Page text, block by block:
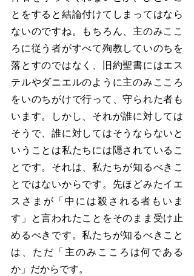
とをすると結論付けてしまってはなら
ないのですね。もちろん、主のみここ
ろに従う者がすべて殉教していのちを
落とすのではなく、旧約聖書にはエス
テルやダニエルのように主のみこころ
をいのちがけで行って、守られた者も
います。しかし、それが誰に対しては
そうで、誰に対してはそうならないと
いうことは私たちには隠されているこ
とです。それは、私たちが知るべきこ
とではないからです。先ほどみたイエ
スさまが「中には殺される者もいま
す」と言われたことをそのまま受け止
めるべきです。私たちが知るべきこと
は、ただ「主のみこころは何である
か」だからです。